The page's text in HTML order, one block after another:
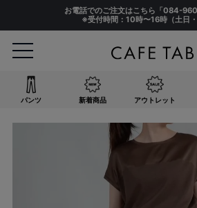
お電話でのご注文はこちら「084-
※受付時間：10時〜16時（土日・
パンツ 新着商品 アウトレット